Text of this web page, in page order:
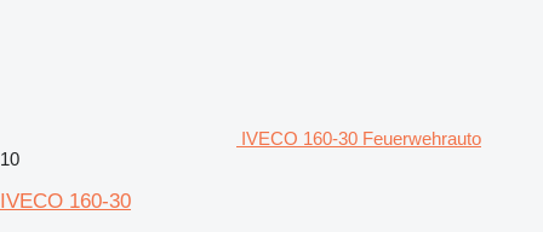
IVECO 160-30 Feuerwehrauto
10
IVECO 160-30